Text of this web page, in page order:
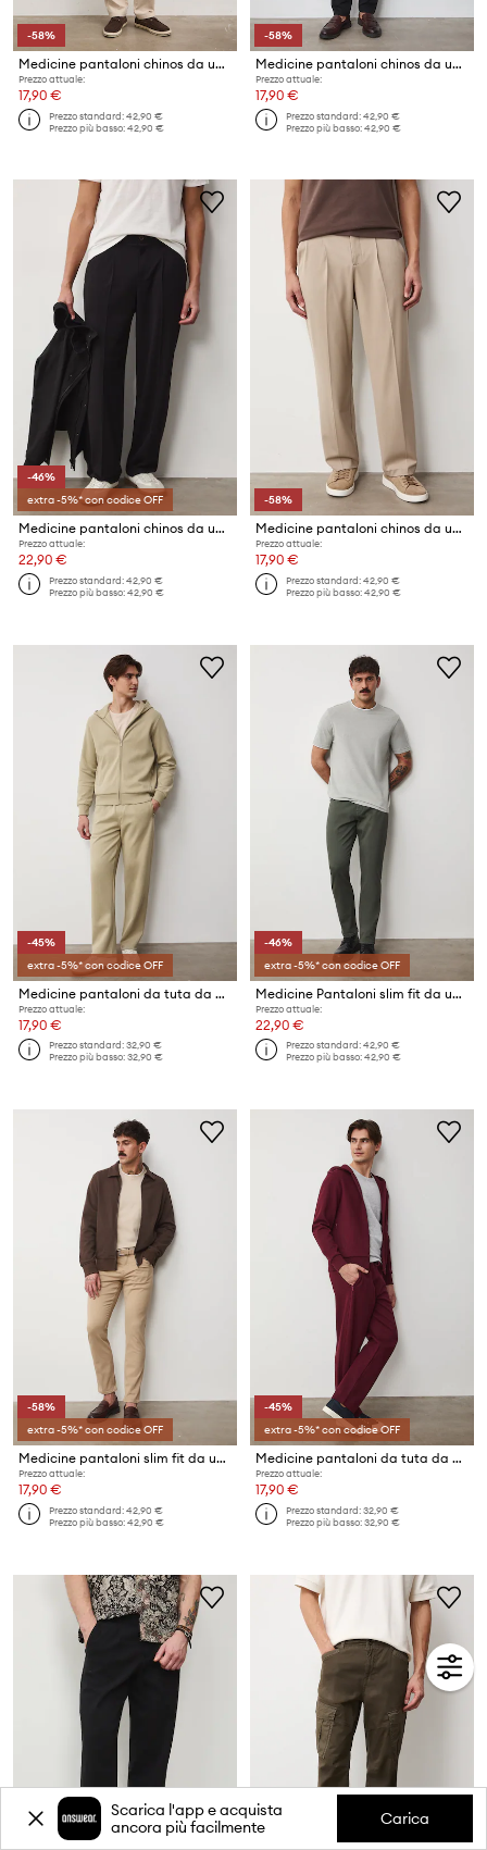
-58%
Medicine pantaloni chinos da uomo con lyocell
Prezzo attuale:
17,90 €
Prezzo standard:42,90 €
Prezzo più basso:42,90 €
-58%
Medicine pantaloni chinos da uomo in cotone con elastan
Prezzo attuale:
17,90 €
Prezzo standard:42,90 €
Prezzo più basso:42,90 €
-46%
extra -5%* con codice OFF
Medicine pantaloni chinos da uomo con viscosa
Prezzo attuale:
22,90 €
Prezzo standard:42,90 €
Prezzo più basso:42,90 €
-58%
Medicine pantaloni chinos da uomo con viscosa
Prezzo attuale:
17,90 €
Prezzo standard:42,90 €
Prezzo più basso:42,90 €
-45%
extra -5%* con codice OFF
Medicine pantaloni da tuta da uomo
Prezzo attuale:
17,90 €
Prezzo standard:32,90 €
Prezzo più basso:32,90 €
-46%
extra -5%* con codice OFF
Medicine Pantaloni slim fit da uomo in cotone con elastan
Prezzo attuale:
22,90 €
Prezzo standard:42,90 €
Prezzo più basso:42,90 €
-58%
extra -5%* con codice OFF
Medicine pantaloni slim fit da uomo in cotone con elastan
Prezzo attuale:
17,90 €
Prezzo standard:42,90 €
Prezzo più basso:42,90 €
-45%
extra -5%* con codice OFF
Medicine pantaloni da tuta da uomo
Prezzo attuale:
17,90 €
Prezzo standard:32,90 €
Prezzo più basso:32,90 €
Scarica l'app e acquista
ancora più facilmente
Carica